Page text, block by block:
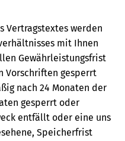
Vertragstextes werden
mit Ihnen
Gewährleistungsfrist
Vorschriften gesperrt
nach 24 Monaten der
gesperrt oder
entfällt oder eine uns
Speicherfrist